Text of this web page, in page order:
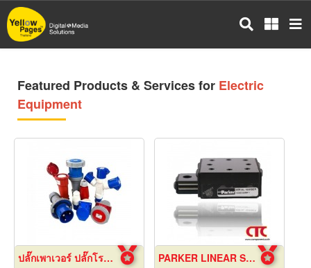
Skip
to
main
Featured Products & Services for Electric
Equipment
ปลั๊กเพาเวอร์ ปลั๊กโรงงาน ปลั๊กอุตสาหกรรม พัทยา ชลบุรี PARKER LINEAR SLIDE 4001 รางสไลด์ตัวสั้น